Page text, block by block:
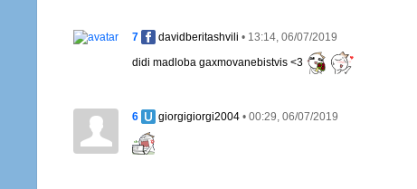
7 davidberitashvili • 13:14, 06/07/2019
didi madloba gaxmovanebistvis <3
6 giorgigiorgi2004 • 00:29, 06/07/2019